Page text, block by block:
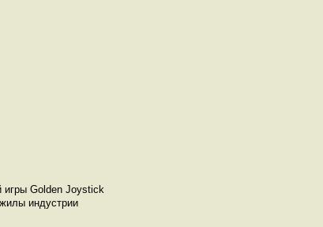
игры Golden Joystick
индустрии